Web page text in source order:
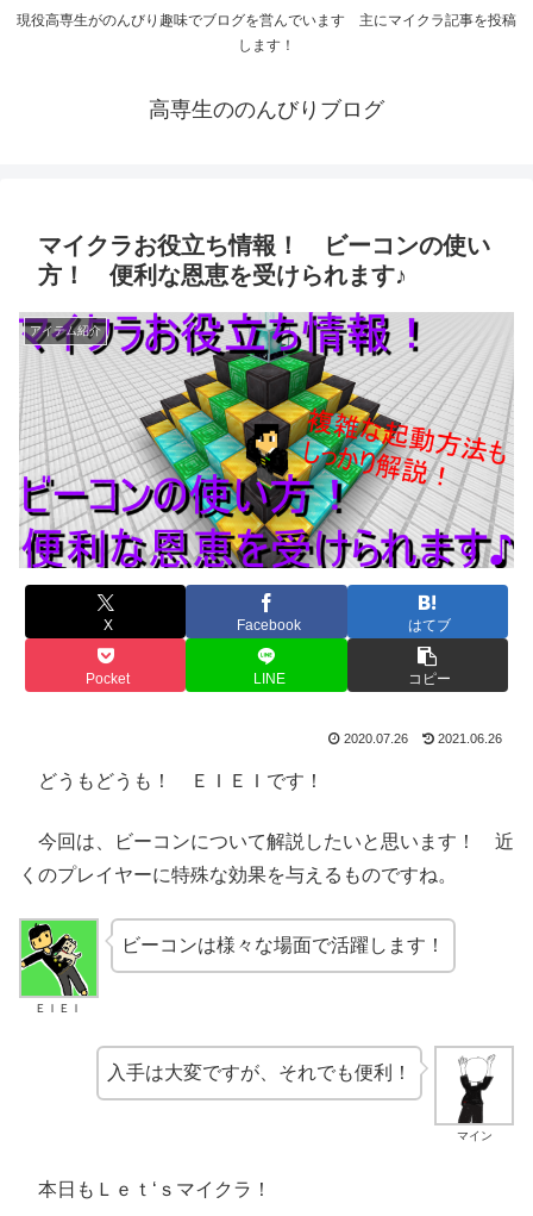
現役高専生がのんびり趣味でブログを営んでいます 主にマイクラ記事を投稿
します！
高専生ののんびりブログ
マイクラお役立ち情報！ ビーコンの使い
方！ 便利な恩恵を受けられます♪
アイテム紹介
X Facebook はてブ
Pocket LINE コピー
2020.07.26 2021.06.26
どうもどうも！ ＥＩＥＩです！
今回は、ビーコンについて解説したいと思います！ 近
くのプレイヤーに特殊な効果を与えるものですね。
ＥＩＥＩ
ビーコンは様々な場面で活躍します！
マイン
入手は大変ですが、それでも便利！
本日もＬｅｔ‘ｓマイクラ！